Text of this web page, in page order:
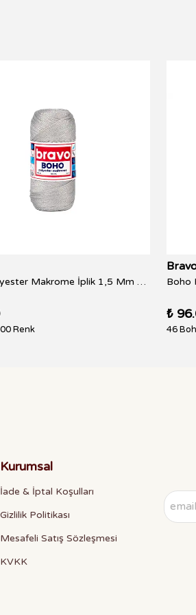
Boho Polyester Makrome İplik 1,5 Mm 100 Gr 150 Metre NO:3
Renk
₺
46
Kurumsal
İade & İptal Koşulları
Gizlilik Politikası
Mesafeli Satış Sözleşmesi
KVKK